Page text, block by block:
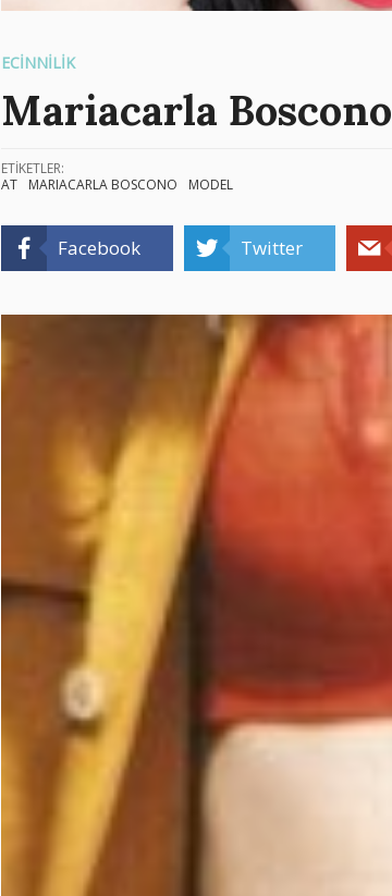
ECİNNİLİK
Mariacarla Boscono
ETİKETLER:
AT
MARIACARLA BOSCONO MODEL
Facebook Twitter